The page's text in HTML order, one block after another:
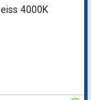
4000K